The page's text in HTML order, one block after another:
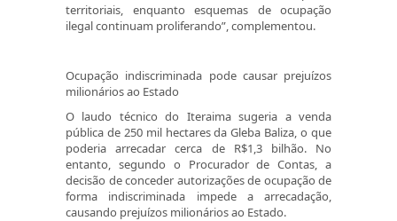
territoriais, enquanto esquemas de ocupação
ilegal continuam proliferando”, complementou.
Ocupação indiscriminada pode causar prejuízos
milionários ao Estado
O laudo técnico do Iteraima sugeria a venda
pública de 250 mil hectares da Gleba Baliza, o que
poderia arrecadar cerca de R$1,3 bilhão. No
entanto, segundo o Procurador de Contas, a
decisão de conceder autorizações de ocupação de
forma indiscriminada impede a arrecadação,
causando prejuízos milionários ao Estado.